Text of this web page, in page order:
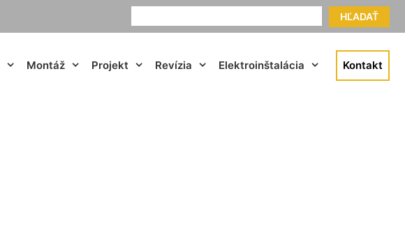
HĽADAŤ
Montáž Projekt Revízia Elektroinštalácia Kontakt